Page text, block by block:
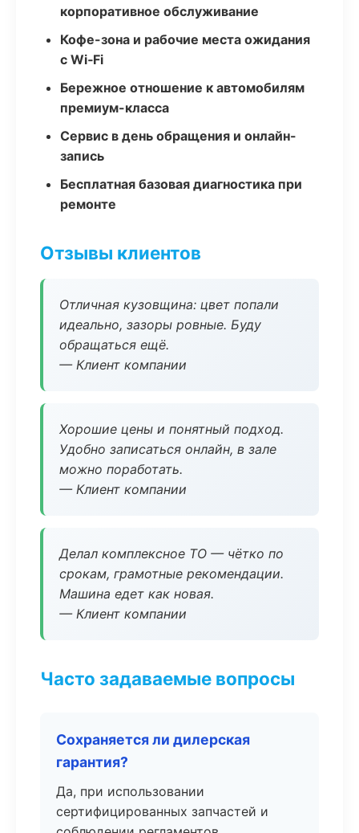
корпоративное обслуживание
Кофе-зона и рабочие места ожидания
с Wi‑Fi
Бережное отношение к автомобилям
премиум-класса
Сервис в день обращения и онлайн-
запись
Бесплатная базовая диагностика при
ремонте
Отзывы клиентов
Отличная кузовщина: цвет попали
идеально, зазоры ровные. Буду
обращаться ещё.
— Клиент компании
Хорошие цены и понятный подход.
Удобно записаться онлайн, в зале
можно поработать.
— Клиент компании
Делал комплексное ТО — чётко по
срокам, грамотные рекомендации.
Машина едет как новая.
— Клиент компании
Часто задаваемые вопросы
Сохраняется ли дилерская
гарантия?
Да, при использовании
сертифицированных запчастей и